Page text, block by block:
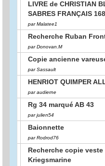
LIVRE de CHRISTIAN
SABRES FRANÇAIS
par Malatee1
Recherche Ruban
par Donovan.M
Copie ancienne
par Sassault
HENRIOT QUIMPER
par audierne
Rg 34 marqué AB 43
par julien54
Baionnette
par Rodrod76
Recherche copie veste
Kriegsmarine